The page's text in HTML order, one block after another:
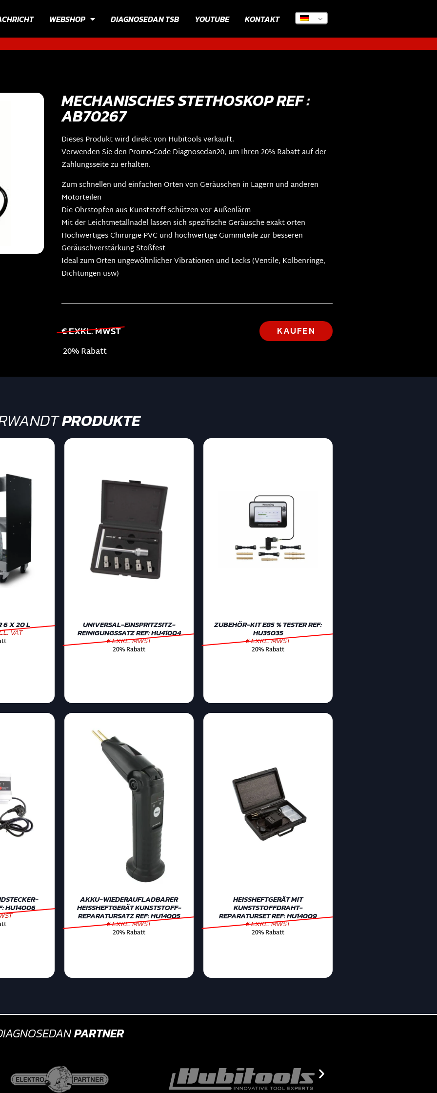
WEBSHOP DIAGNOSEDAN TSB YOUTUBE KONTAKT
MECHANISCHES STETHOSKOP REF :
AB70267
Dieses Produkt wird direkt von Hubitools verkauft.
Verwenden Sie den Promo-Code Diagnosedan20, um Ihren 20% Rabatt auf der
Zahlungsseite zu erhalten.
Zum schnellen und einfachen Orten von Geräuschen in Lagern und anderen
Motorteilen
Die Ohrstopfen aus Kunststoff schützen vor Außenlärm
Mit der Leichtmetallnadel lassen sich spezifische Geräusche exakt orten
Hochwertiges Chirurgie-PVC und hochwertige Gummiteile zur besseren
Geräuschverstärkung Stoßfest
Ideal zum Orten ungewöhnlicher Vibrationen und Lecks (Ventile, Kolbenringe,
Dichtungen usw)
€ EXKL. MWST KAUFEN
20% Rabatt
PRODUKTE
6 X 20 L
VAT
UNIVERSAL-EINSPRITZSITZ-
REINIGUNGSSATZ REF: HU41004
€ EXKL. MWST
20% Rabatt
ZUBEHÖR-KIT E85 % TESTER REF:
HU35035
€ EXKL. MWST
20% Rabatt
HU14006
AKKU-WIEDERAUFLADBARER
HEISSHEFTGERÄT KUNSTSTOFF-
REPARATURSATZ REF: HU14005
€ EXKL. MWST
20% Rabatt
HEISSHEFTGERÄT MIT K
UNSTSTOFFDRAHT-R
EPARATURSET REF: HU14009
€ EXKL. MWST
20% Rabatt
PARTNER